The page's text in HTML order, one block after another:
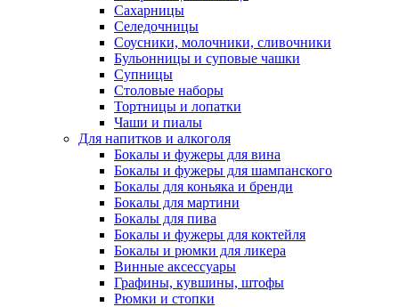
Сахарницы
Селедочницы
Соусники, молочники, сливочники
Бульонницы и суповые чашки
Супницы
Столовые наборы
Тортницы и лопатки
Чаши и пиалы
Для напитков и алкоголя
Бокалы и фужеры для вина
Бокалы и фужеры для шампанского
Бокалы для коньяка и бренди
Бокалы для мартини
Бокалы для пива
Бокалы и фужеры для коктейля
Бокалы и рюмки для ликера
Винные аксессуары
Графины, кувшины, штофы
Рюмки и стопки